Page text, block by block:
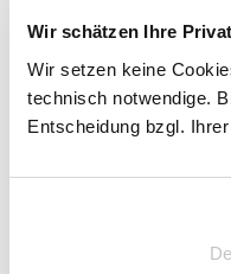
Wir schätzen Ihre
Wir setzen keine
technisch notwendige.
Entscheidung bzgl.